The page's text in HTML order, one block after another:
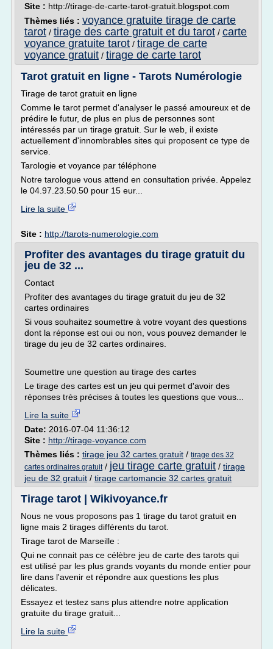
Site : http://tirage-de-carte-tarot-gratuit.blogspot.com
Thèmes liés : voyance gratuite tirage de carte
tarot / tirage des carte gratuit et du tarot / carte
voyance gratuite tarot / tirage de carte
voyance gratuit / tirage de carte tarot
Tarot gratuit en ligne - Tarots Numérologie
Tirage de tarot gratuit en ligne
Comme le tarot permet d'analyser le passé amoureux et de
prédire le futur, de plus en plus de personnes sont
intéressés par un tirage gratuit. Sur le web, il existe
actuellement d'innombrables sites qui proposent ce type de
service.
Tarologie et voyance par téléphone
Notre tarologue vous attend en consultation privée. Appelez
le 04.97.23.50.50 pour 15 eur...
Lire la suite
Site : http://tarots-numerologie.com
Profiter des avantages du tirage gratuit du
jeu de 32 ...
Contact
Profiter des avantages du tirage gratuit du jeu de 32
cartes ordinaires
Si vous souhaitez soumettre à votre voyant des questions
dont la réponse est oui ou non, vous pouvez demander le
tirage du jeu de 32 cartes ordinaires.
Soumettre une question au tirage des cartes
Le tirage des cartes est un jeu qui permet d'avoir des
réponses très précises à toutes les questions que vous...
Lire la suite
Date: 2016-07-04 11:36:12
Site : http://tirage-voyance.com
Thèmes liés : tirage jeu 32 cartes gratuit / tirage des 32
cartes ordinaires gratuit/ jeu tirage carte gratuit / tirage
jeu de 32 gratuit / tirage cartomancie 32 cartes gratuit
Tirage tarot | Wikivoyance.fr
Nous ne vous proposons pas 1 tirage du tarot gratuit en
ligne mais 2 tirages différents du tarot.
Tirage tarot de Marseille :
Qui ne connait pas ce célèbre jeu de carte des tarots qui
est utilisé par les plus grands voyants du monde entier pour
lire dans l'avenir et répondre aux questions les plus
délicates.
Essayez et testez sans plus attendre notre application
gratuite du tirage gratuit...
Lire la suite